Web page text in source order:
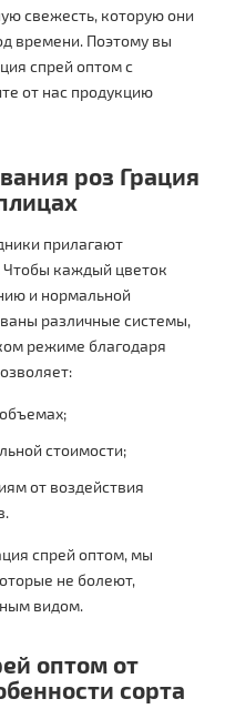
свежесть, которую они
времени. Поэтому вы
спрей оптом с
от нас продукцию
роз Грация
прилагают
Чтобы каждый цветок
и нормальной
различные системы,
режиме благодаря
стоимости;
от воздействия
спрей оптом, мы
не болеют,
видом.
оптом от
сорта